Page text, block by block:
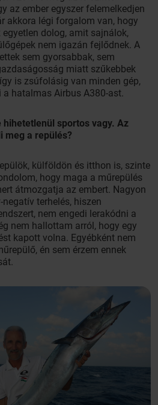
az ember egyszer felemelkedjen
akkora légi forgalom van, hogy
dolog, amit sajnálok,
nem igazán fejlődnek. A
sem gyorsabbak, sem
miatt szűkebbek
is zsúfolásig van minden gép,
hatalmas Airbus A380-ast.
hihetetlenül sportos vagy. Az
meg a repülés?
külföldön és itthon is, szinte
hogy maga a műrepülés
átmozgatja az embert. Nagyon
terhelés, hiszen
nem engedi lerakódni a
nem hallottam arról, hogy egy
kapott volna. Egyébként nem
én sem érzem ennek